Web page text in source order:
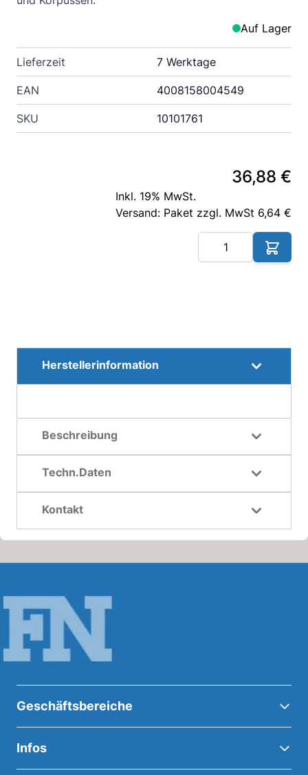
Auf Lager
Lieferzeit 7 Werktage
EAN 4008158004549
SKU 10101761
36,88 €
Inkl. 19% MwSt.
Versand: Paket zzgl. MwSt 6,64 €
Herstellerinformation
Beschreibung
Techn.Daten
Kontakt
Geschäftsbereiche
Infos